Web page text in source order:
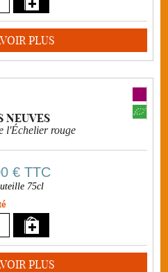
PLUS
l'Échelier rouge
€TTC
75cl
PLUS